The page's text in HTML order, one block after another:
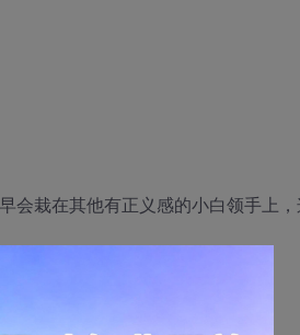
会栽在其他有正义感的小白领手上，